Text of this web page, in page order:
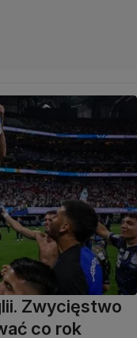
Zwycięstwo
co rok